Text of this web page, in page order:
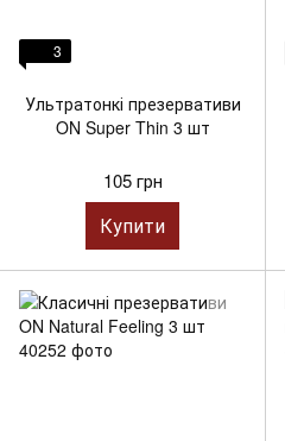
3
Ультратонкі презервативи
ON Super Thin 3 шт
105 грн
Купити